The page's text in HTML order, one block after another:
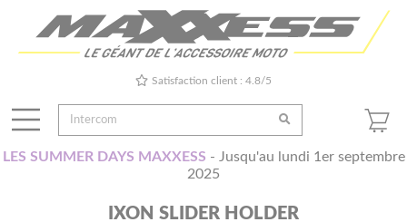
Satisfaction client : 4.8/5
LES SUMMER DAYS MAXXESS - Jusqu'au lundi 1er septembre
2025
IXON SLIDER HOLDER